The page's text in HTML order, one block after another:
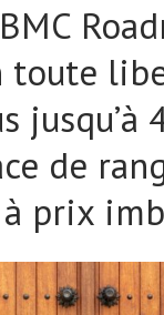
toute
jusqu’à
de
prix